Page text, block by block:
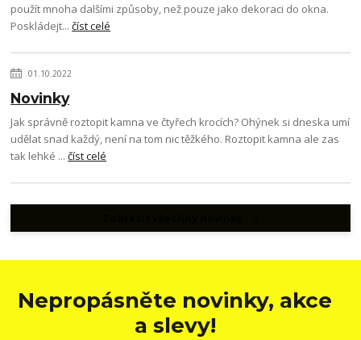
použít mnoha dalšími způsoby, než pouze jako dekoraci do okna.
Poskládejt...číst celé
01.10.2022
Novinky
Jak správně roztopit kamna ve čtyřech krocích? Ohýnek si dneska umí
udělat snad každý, není na tom nic těžkého. Roztopit kamna ale zas
tak lehké ...číst celé
Nepropásněte novinky, akce
a slevy!